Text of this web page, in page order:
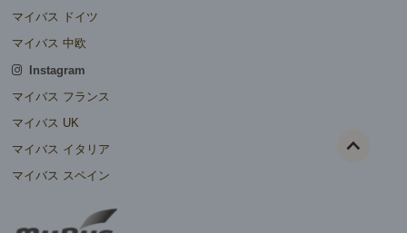
マイバス ドイツ
マイバス 中欧
Instagram
マイバス フランス
マイバス UK
マイバス イタリア
マイバス スペイン